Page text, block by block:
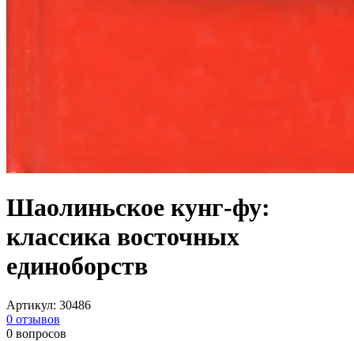
Шаолиньское кунг-фу:
классика восточных
единоборств
Артикул: 30486
0 отзывов
0 вопросов